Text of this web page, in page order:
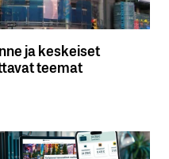
ja keskeiset
teemat